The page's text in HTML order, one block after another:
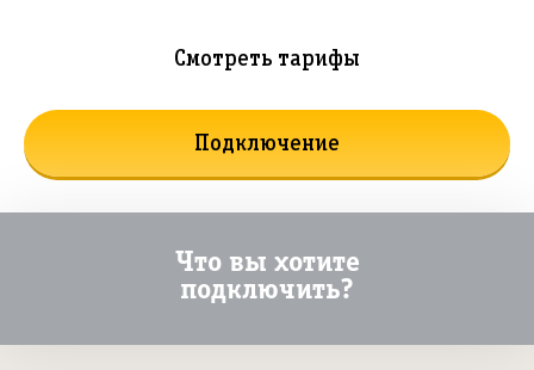
Смотреть тарифы
Подключение
Что вы хотите
подключить?